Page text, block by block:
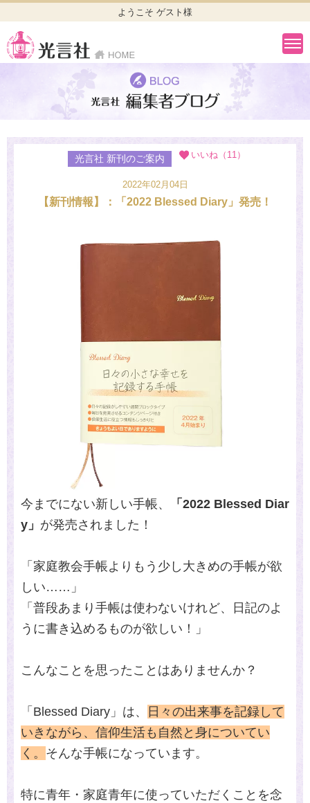
ようこそ ゲスト様
光言社 新刊のご案内 いいね（11）
2022年02月04日
【新刊情報】：「2022 Blessed Diary」発売！
今までにない新しい手帳、
「2022 Blessed Diar
y」 が発売されました！
「家庭教会手帳よりもう少し大きめの手帳が欲
しい……」
「普段あまり手帳は使わないけれど、日記のよ
うに書き込めるものが欲しい！」
こんなことを思ったことはありませんか？
「Blessed Diary」は、
日々の出来事を記録して
いきながら、信仰生活も自然と身についてい
く。 そんな手帳になっています。
特に青年・家庭青年に使っていただくことを念